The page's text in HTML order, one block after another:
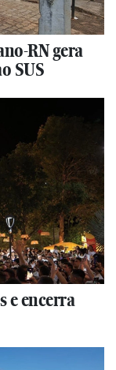
RN gera
SUS
e encerra